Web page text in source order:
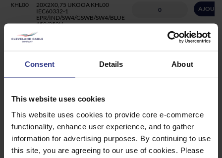
Consent Details About
This website uses cookies
This website uses cookies to provide core e-commerce
functionality, enhance user experience, and to gather
information for advertising purposes. By continuing to use
this site, you are agreeing to our use of cookies. Please
KHL00
20X2X0,75 UKOOA KHL00
IEC60332-1
EPR/IND/SW4/GSWB/SW4/BLUE
150/250V
KHK00
12X2X0,75 UKOOA KHK00
IEC60332-1 EPR, INDIVIDUAL
150/250V
KKL00
20X2X0,75 UKOOA KKL00
IEC60332-1
EPR/IND/SW4/GSWB/SW4/GREY